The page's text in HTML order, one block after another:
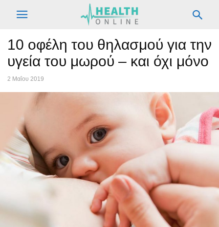
10 οφέλη του θηλασμού για την
υγεία του μωρού – και όχι μόνο
2 Μαΐου 2019